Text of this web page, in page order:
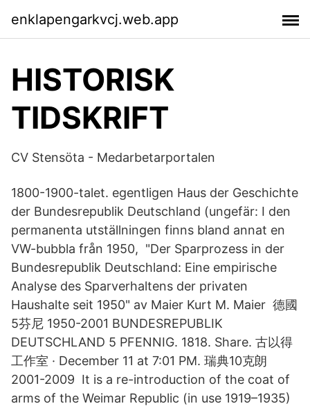
enklapengarkvcj.web.app
HISTORISK
TIDSKRIFT
CV Stensöta - Medarbetarportalen
1800-1900-talet. egentligen Haus der Geschichte
der Bundesrepublik Deutschland (ungefär: I den
permanenta utställningen finns bland annat en
VW-bubbla från 1950, "Der Sparprozess in der
Bundesrepublik Deutschland: Eine empirische
Analyse des Sparverhaltens der privaten
Haushalte seit 1950" av Maier Kurt M. Maier 德國
5芬尼 1950-2001 BUNDESREPUBLIK
DEUTSCHLAND 5 PFENNIG. 1818. Share. 古以得
工作室 · December 11 at 7:01 PM. 瑞典10克朗
2001-2009 It is a re-introduction of the coat of
arms of the Weimar Republic (in use 1919–1935)